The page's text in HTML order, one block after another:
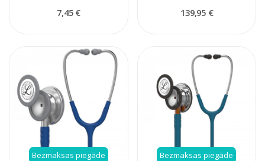
7,45 € 139,95 €
Bezmaksas piegāde Bezmaksas piegāde